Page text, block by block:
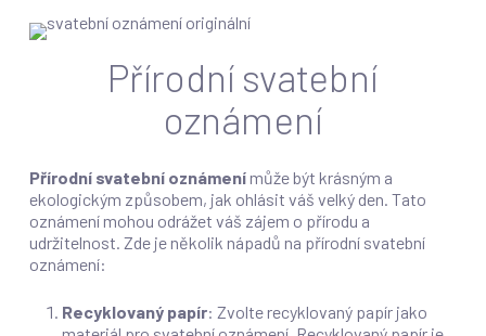
Přírodní svatební
oznámení
Přírodní svatební oznámenímůže být krásným a
ekologickým způsobem, jak ohlásit váš velký den. Tato
oznámení mohou odrážet váš zájem o přírodu a
udržitelnost. Zde je několik nápadů na přírodní svatební
oznámení:
Recyklovaný papír: Zvolte recyklovaný papír jako